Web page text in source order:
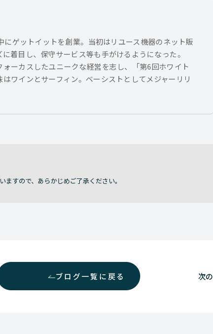
にゲットイットを創業。当初はリユース機器のネット販
着目し、保守サービス等も手がけるようになった。
ーカスしたユニークな経営を志し、「第6回ホワイト
ワインとサーフィン。ベーシストとしてメジャーリリ
すので、あらかじめご了承ください。
ブログ一覧に戻る 次の